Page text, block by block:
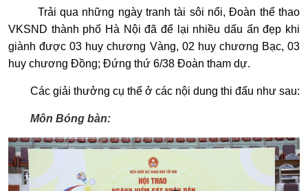
Trải qua những ngày tranh tài sôi nổi, Đoàn thể thao
VKSND thành phố Hà Nội đã để lại nhiều dấu ấn đẹp khi
giành được 03 huy chương Vàng, 02 huy chương Bạc, 03
huy chương Đồng; Đứng thứ 6/38 Đoàn tham dự.
Các giải thưởng cụ thể ở các nội dung thi đấu như sau:
Môn Bóng bàn: